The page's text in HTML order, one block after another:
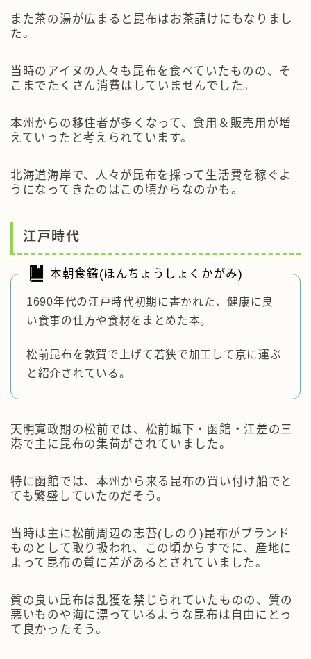
また茶の湯が広まると昆布はお茶請けにもなりまし
た。
当時のアイヌの人々も昆布を食べていたものの、そ
こまでたくさん消費はしていませんでした。
本州からの移住者が多くなって、食用＆販売用が増
えていったと考えられています。
北海道海岸で、人々が昆布を採って生活費を稼ぐよ
うになってきたのはこの頃からなのかも。
江戸時代
本朝食鑑(ほんちょうしょくかがみ)
1690年代の江戸時代初期に書かれた、健康に良
い食事の仕方や食材をまとめた本。
松前昆布を敦賀で上げて若狭で加工して京に運ぶ
と紹介されている。
天明寛政期の松前では、松前城下・函館・江差の三
港で主に昆布の集荷がされていました。
特に函館では、本州から来る昆布の買い付け船でと
ても繁盛していたのだそう。
当時は主に松前周辺の志苔(しのり)昆布がブランド
ものとして取り扱われ、この頃からすでに、産地に
よって昆布の質に差があるとされていました。
質の良い昆布は乱獲を禁じられていたものの、質の
悪いものや海に漂っているような昆布は自由にとっ
て良かったそう。